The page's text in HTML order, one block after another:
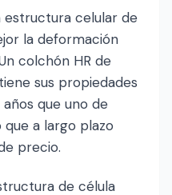
estructura celular de
la deformación
colchón HR de
sus propiedades
que uno de
a largo plazo
precio.
de célula